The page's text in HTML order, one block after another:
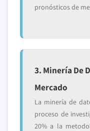
pronósticos de
3. Minería De
Mercado
La minería de
proceso de
20% a la